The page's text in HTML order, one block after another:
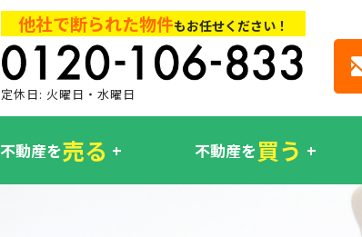
他社で断られた物件もお任せください！
定休日: 火曜日・水曜日
不動産を売る 不動産を買う